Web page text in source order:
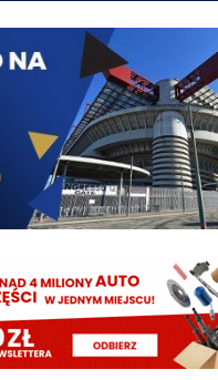
mam taką tv wszystkie kanaly
20:47
nie znajdziemy
20:47
wypożyczyć, tylko sprzedaż
20:47
Al Hilal
07.08.2026 19:42